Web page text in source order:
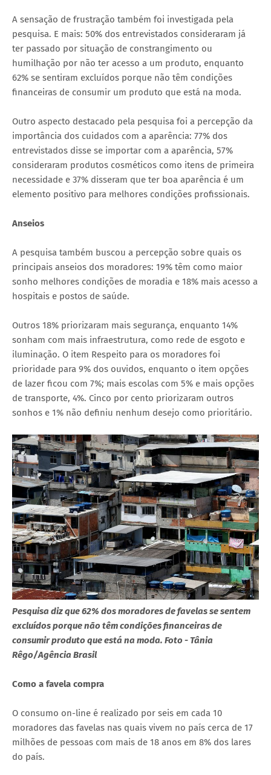
A sensação de frustração também foi investigada pela
pesquisa. E mais: 50% dos entrevistados consideraram já
ter passado por situação de constrangimento ou
humilhação por não ter acesso a um produto, enquanto
62% se sentiram excluídos porque não têm condições
financeiras de consumir um produto que está na moda.
Outro aspecto destacado pela pesquisa foi a percepção da
importância dos cuidados com a aparência: 77% dos
entrevistados disse se importar com a aparência, 57%
consideraram produtos cosméticos como itens de primeira
necessidade e 37% disseram que ter boa aparência é um
elemento positivo para melhores condições profissionais.
Anseios
A pesquisa também buscou a percepção sobre quais os
principais anseios dos moradores: 19% têm como maior
sonho melhores condições de moradia e 18% mais acesso a
hospitais e postos de saúde.
Outros 18% priorizaram mais segurança, enquanto 14%
sonham com mais infraestrutura, como rede de esgoto e
iluminação. O item Respeito para os moradores foi
prioridade para 9% dos ouvidos, enquanto o item opções
de lazer ficou com 7%; mais escolas com 5% e mais opções
de transporte, 4%. Cinco por cento priorizaram outros
sonhos e 1% não definiu nenhum desejo como prioritário.
Pesquisa diz que 62% dos moradores de favelas se sentem
excluídos porque não têm condições financeiras de
consumir produto que está na moda. Foto - Tânia
Rêgo/Agência Brasil
Como a favela compra
O consumo on-line é realizado por seis em cada 10
moradores das favelas nas quais vivem no país cerca de 17
milhões de pessoas com mais de 18 anos em 8% dos lares
do país.